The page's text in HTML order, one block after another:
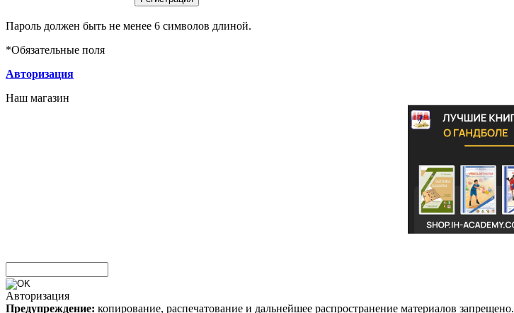
Пароль должен быть не менее 6 символов длиной.
*Обязательные поля
Авторизация
Наш магазин
Авторизация
Предупреждение: копирование, распечатование и дальнейшее распространение материалов запрещено.